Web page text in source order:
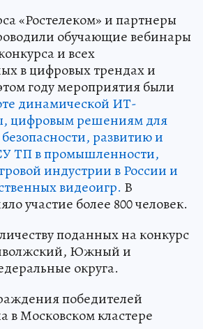
«Ростелеком» и партнеры
обучающие вебинары
и всех
в цифровых трендах и
году мероприятия были
динамической ИТ-
цифровым решениям для
развитию и
ТП в промышленности,
индустрии в России и
видеоигр. В
участие более 800 человек.
поданных на конкурс
Южный и
округа.
победителей
в Московском кластере